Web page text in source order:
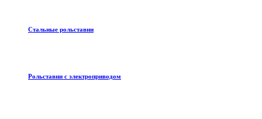
Стальные рольставни
Рольставни с электроприводом